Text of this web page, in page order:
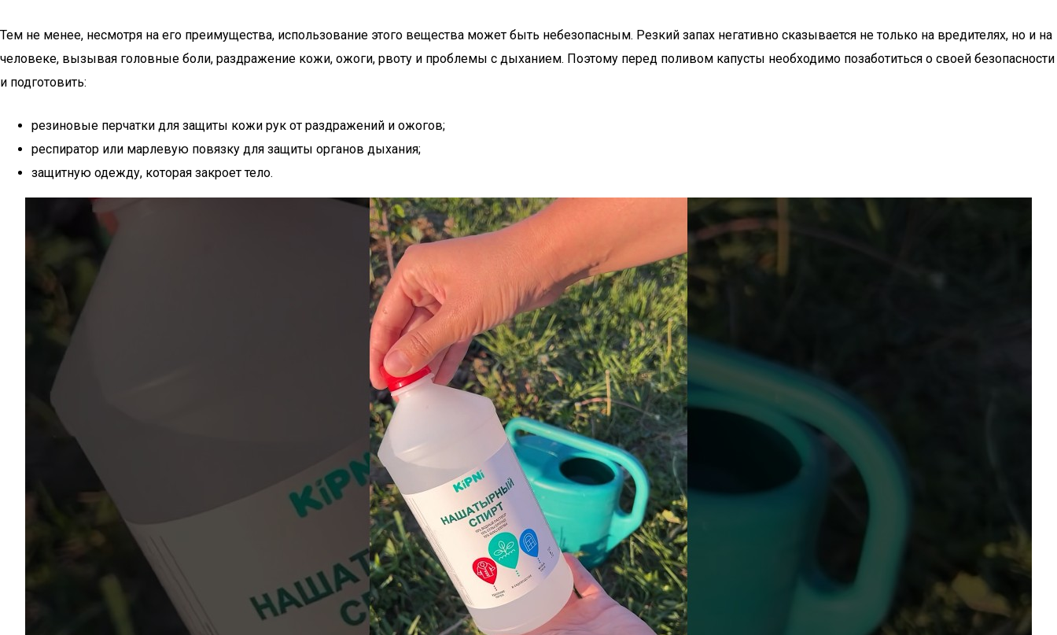
Тем не менее, несмотря на его преимущества, использование этого вещества может быть небезопасным. Резкий запах негативно сказывается не только на вредителях, но и на
человеке, вызывая головные боли, раздражение кожи, ожоги, рвоту и проблемы с дыханием. Поэтому перед поливом капусты необходимо позаботиться о своей безопасности
и подготовить:
резиновые перчатки для защиты кожи рук от раздражений и ожогов;
респиратор или марлевую повязку для защиты органов дыхания;
защитную одежду, которая закроет тело.